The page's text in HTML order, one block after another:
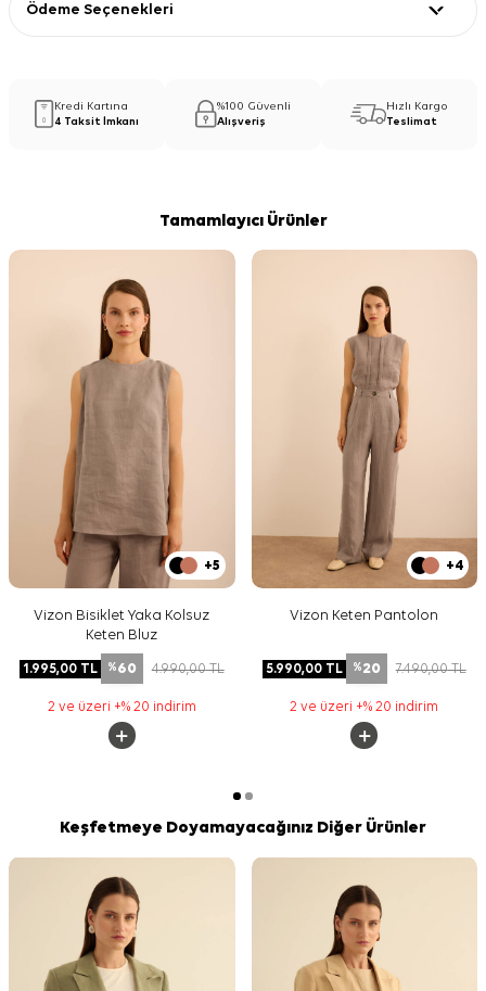
Ödeme Seçenekleri
Kredi Kartına
4 Taksit İmkanı
%100 Güvenli
Alışveriş
Hızlı Kargo
Teslimat
Tamamlayıcı Ürünler
+5
Vizon Bisiklet Yaka Kolsuz
Keten Bluz
1.995,00TL %60 4.990,00TL
2 ve üzeri +% 20 indirim
+4
Vizon Keten Pantolon
5.990,00TL %20 7.490,00TL
2 ve üzeri +% 20 indirim
Keşfetmeye Doyamayacağınız Diğer Ürünler